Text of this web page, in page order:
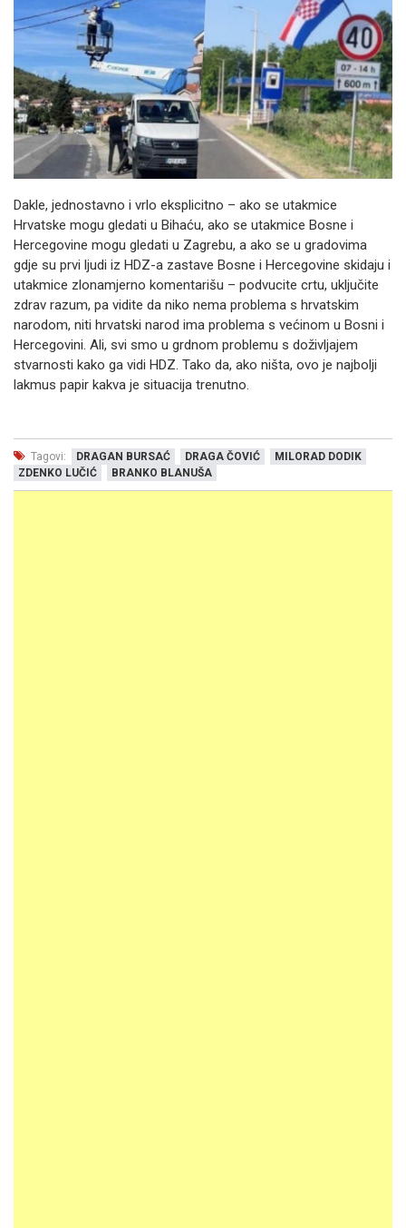
Dakle, jednostavno i vrlo eksplicitno – ako se utakmice
Hrvatske mogu gledati u Bihaću, ako se utakmice Bosne i
Hercegovine mogu gledati u Zagrebu, a ako se u gradovima
gdje su prvi ljudi iz HDZ-a zastave Bosne i Hercegovine skidaju i
utakmice zlonamjerno komentarišu – podvucite crtu, uključite
zdrav razum, pa vidite da niko nema problema s hrvatskim
narodom, niti hrvatski narod ima problema s većinom u Bosni i
Hercegovini. Ali, svi smo u grdnom problemu s doživljajem
stvarnosti kako ga vidi HDZ. Tako da, ako ništa, ovo je najbolji
lakmus papir kakva je situacija trenutno.
Tagovi: DRAGAN BURSAĆ DRAGA ČOVIĆ
MILORAD DODIK
ZDENKO LUČIĆ
BRANKO BLANUŠA